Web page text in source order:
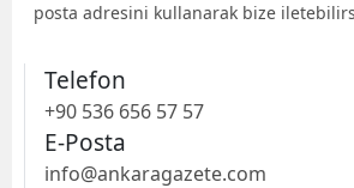
posta adresini kullanarak bize
Telefon
+90 536 656 57 57
E-Posta
info@ankaragazete.com